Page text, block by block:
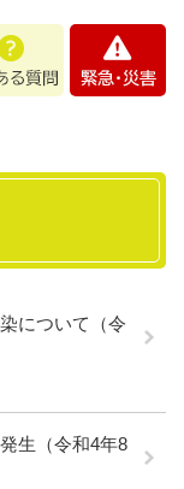
・
について（令
生（令和4年8